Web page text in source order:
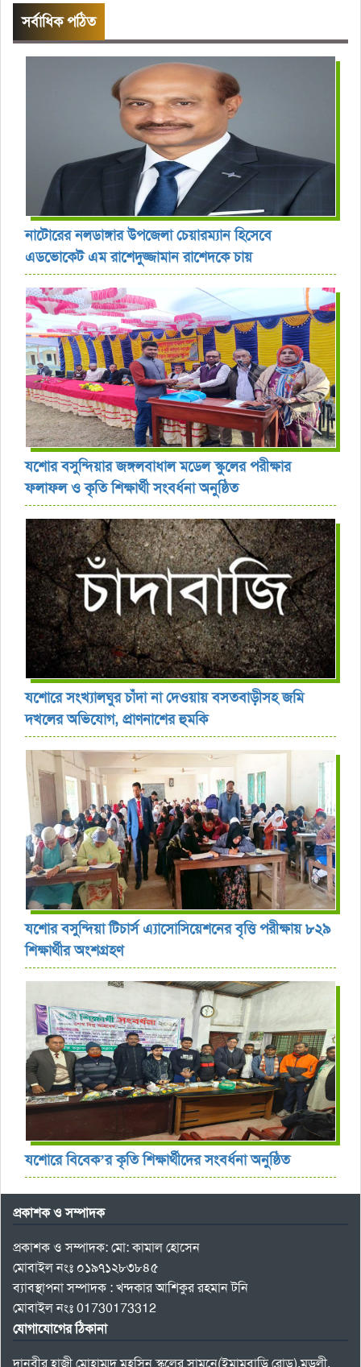
সর্বাধিক পঠিত
নাটোরের নলডাঙ্গার উপজেলা চেয়ারম্যান হিসেবে
এডভোকেট এম রাশেদুজ্জামান রাশেদকে চায়
যশোর বসুন্দিয়ার জঙ্গলবাধাল মডেল স্কুলের পরীক্ষার
ফলাফল ও কৃতি শিক্ষার্থী সংবর্ধনা অনুষ্ঠিত
যশোরে সংখ্যালঘুর চাঁদা না দেওয়ায় বসতবাড়ীসহ জমি
দখলের অভিযোগ, প্রাণনাশের হুমকি
যশোর বসুন্দিয়া টিচার্স এ্যাসোসিয়েশনের বৃত্তি পরীক্ষায় ৮২৯
শিক্ষার্থীর অংশগ্রহণ
যশোরে বিবেক’র কৃতি শিক্ষার্থীদের সংবর্ধনা অনুষ্ঠিত
প্রকাশক ও সম্পাদক
প্রকাশক ও সম্পাদক: মো: কামাল হোসেন
মোবাইল নংঃ ০১৯৭১২৮৩৮৪৫
ব্যাবস্থাপনা সম্পাদক : খন্দকার আশিকুর রহমান টনি
মোবাইল নংঃ 01730173312
যোগাযোগের ঠিকানা
দানবীর হাজী মোহাম্মদ মহসিন স্কুলের সামনে(ইমামবাড়ি রোড),মুড়লী,